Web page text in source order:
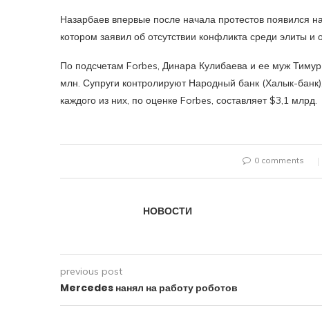
Назарбаев впервые после начала протестов появился
котором заявил об отсутствии конфликта среди элиты
По подсчетам Forbes, Динара Кулибаева и ее муж
млн. Супруги контролируют Народный банк (Халык-
каждого из них, по оценке Forbes, составляет $3,1 млрд.
0 comments
НОВОСТИ
previous post
Mercedes нанял на работу роботов